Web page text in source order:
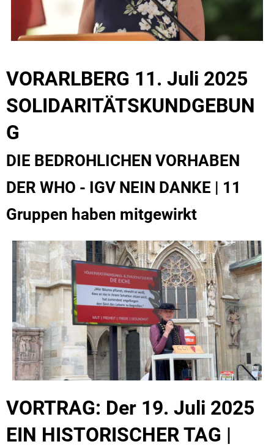
VORARLBERG 11. Juli 2025
SOLIDARITÄTSKUNDGEBUN
G
DIE BEDROHLICHEN VORHABEN
DER WHO - IGV NEIN DANKE | 11
Gruppen haben mitgewirkt
VORTRAG: Der 19. Juli 2025
EIN HISTORISCHER TAG |